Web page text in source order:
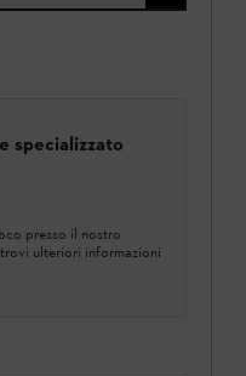
specializzato
presso il nostro
ulteriori informazioni